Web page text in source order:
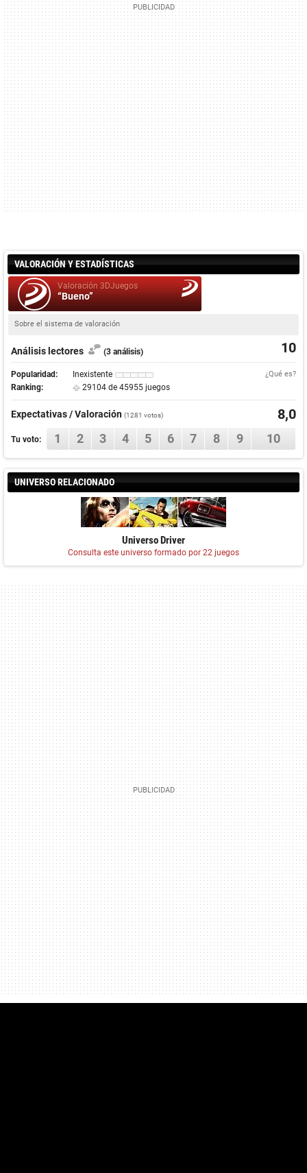
VALORACIÓN Y ESTADÍSTICAS
Valoración 3DJuegos
“Bueno”
Sobre el sistema de valoración
10
Análisis lectores (3 análisis)
Popularidad: Inexistente ¿Qué es?
Ranking: 29104 de 45955 juegos
Expectativas / Valoración (1281 votos) 8,0
Tu voto: 1 2 3 4 5 6 7 8 9 10
UNIVERSO RELACIONADO
Universo Driver
Consulta este universo formado por 22 juegos